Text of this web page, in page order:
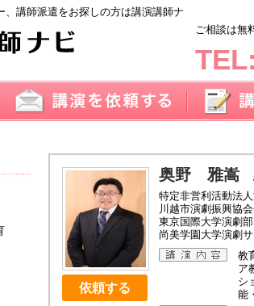
、講師派遣をお探しの方は講演講師ナ
ご相談は無
ー
依頼する
奥野 雅嵩
特定非営利活動法
川越市演劇振興協
東京国際大学演劇
尚美学園大学演劇
教
ア
シ
能